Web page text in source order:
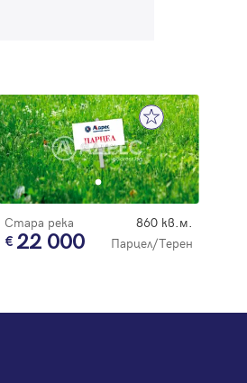
Стара река 860 кв.м.
22 000 Парцел/Терен